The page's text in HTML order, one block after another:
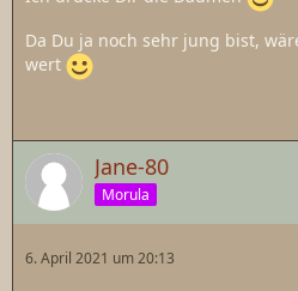
Da Du ja noch sehr jung bist,
wert
Jane-80
Morula
6. April 2021 um 20:13